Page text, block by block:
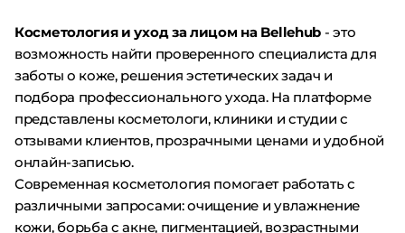
Косметология и уход за лицом на Bellehub - это
возможность найти проверенного специалиста для
заботы о коже, решения эстетических задач и
подбора профессионального ухода. На платформе
представлены косметологи, клиники и студии с
отзывами клиентов, прозрачными ценами и удобной
онлайн-записью.
Современная косметология помогает работать с
различными запросами: очищение и увлажнение
кожи, борьба с акне, пигментацией, возрастными